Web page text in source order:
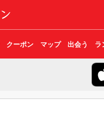
クーポン マップ 出会う ラ